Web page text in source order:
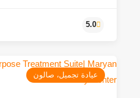
عيادة تجميل، صالون